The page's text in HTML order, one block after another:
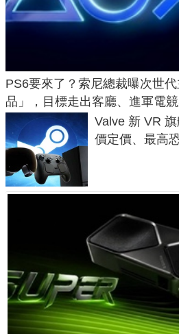
PS6要來了？索尼總裁曝次世
品」，目標走出客廳、進軍電
Valve 新 VR
價定價、最高